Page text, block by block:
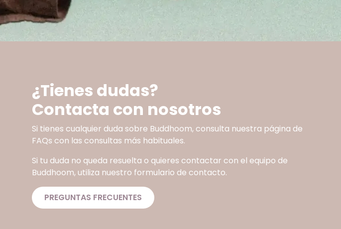
¿Tienes dudas?
Contacta con nosotros
Si tienes cualquier duda sobre Buddhoom, consulta nuestra página de
FAQs con las consultas más habituales.
Si tu duda no queda resuelta o quieres contactar con el equipo de
Buddhoom, utiliza nuestro formulario de contacto.
PREGUNTAS FRECUENTES